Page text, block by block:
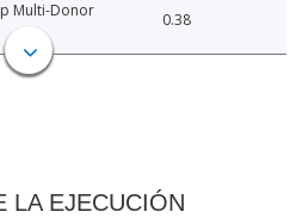
Multi-Donor
0.38
LA EJECUCIÓN